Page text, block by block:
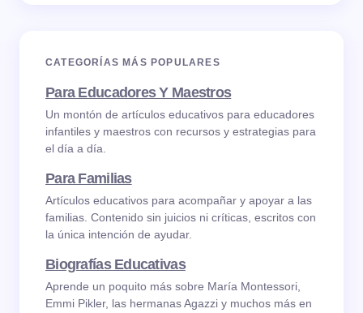
CATEGORÍAS MÁS POPULARES
Para Educadores Y Maestros
Un montón de artículos educativos para educadores
infantiles y maestros con recursos y estrategias para
el día a día.
Para Familias
Artículos educativos para acompañar y apoyar a las
familias. Contenido sin juicios ni críticas, escritos con
la única intención de ayudar.
Biografías Educativas
Aprende un poquito más sobre María Montessori,
Emmi Pikler, las hermanas Agazzi y muchos más en